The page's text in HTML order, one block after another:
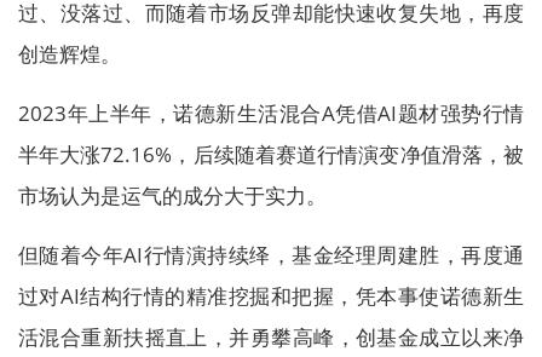
过、没落过、而随着市场反弹却能快速收复失地，再度
创造辉煌。
2023年上半年，诺德新生活混合A凭借AI题材强势行情
半年大涨72.16%，后续随着赛道行情演变净值滑落，被
市场认为是运气的成分大于实力。
但随着今年AI行情演持续绎，基金经理周建胜，再度通
过对AI结构行情的精准挖掘和把握，凭本事使诺德新生
活混合重新扶摇直上，并勇攀高峰，创基金成立以来净